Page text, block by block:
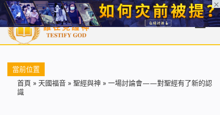
首頁 每日靈糧 天國福音 基督徒見證 信仰解答 聖經
當前位置
首頁 » 天國福音 » 聖經與神 » 一場討論會——對聖經有了新的認
識